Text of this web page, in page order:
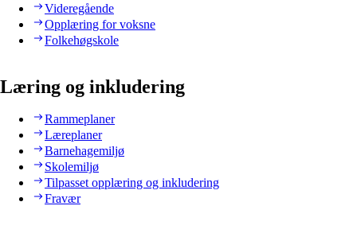
Videregående
Opplæring for voksne
Folkehøgskole
Læring og inkludering
Rammeplaner
Læreplaner
Barnehagemiljø
Skolemiljø
Tilpasset opplæring og inkludering
Fravær